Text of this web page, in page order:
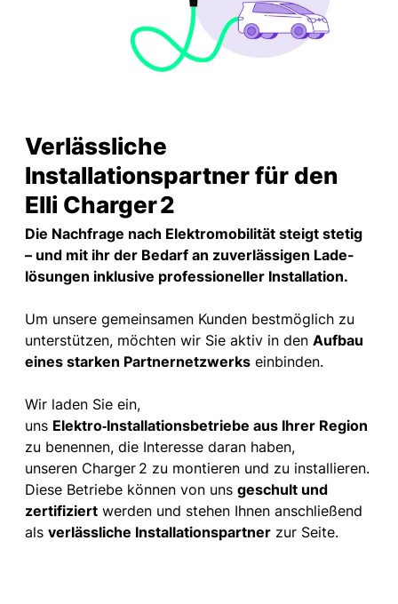
Verlässliche
Installationspartner für den
Elli Charger 2
Die Nachfrage nach Elektromobilität steigt stetig
– und mit ihr der Bedarf an zuverlässigen Lade­
lösungen inklusive professioneller Installation.
Um unsere gemeinsamen Kunden bestmöglich zu
unterstützen, möchten wir Sie aktiv in denAufbau
eines starken Partnernetzwerks einbinden.
Wir laden Sie ein,
uns Elektro‑Installationsbetriebe aus Ihrer Region
zu benennen, die Interesse daran haben,
unseren Charger 2 zu montieren und zu installieren.
Diese Betriebe können von unsgeschult und
zertifiziert werden und stehen Ihnen anschließend
alsverlässliche Installationspartner zur Seite.